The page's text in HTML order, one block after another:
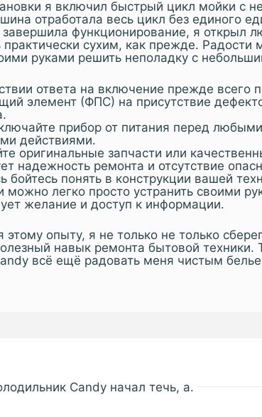
я включил быстрый цикл мойки с
отработала весь цикл без единого
завершила функционирование, я открыл
практически сухим, как прежде. Радости
руками решить неполадку с
ответа на включение прежде всего
элемент (ФПС) на присутствие
прибор от питания перед
действиями.
оригинальные запчасти или
надежность ремонта и отсутствие
бойтесь понять в конструкции вашей
можно легко просто устранить своими
желание и доступ к информации.
этому опыту, я не только не только
навык ремонта бытовой
всё ещё радовать меня чистым
Candy начал течь, а.